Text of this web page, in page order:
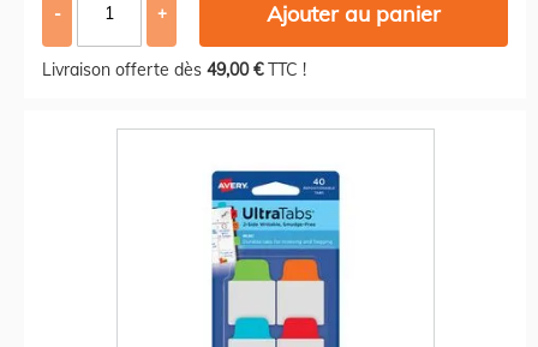
- + Ajouter au panier
Livraison offerte dès 49,00 €TTC !